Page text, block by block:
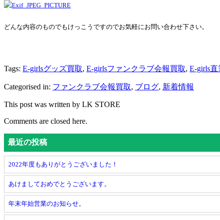
どんな内容のものでもけっこうですのでお気軽にお問い合わせ下さい。
Tags: E-girlsグッズ買取, E-girlsファンクラブ会報買取, E-girls
Categorised in: ファンクラブ会報買取, ブログ, 新着情報
This post was written by LK STORE
Comments are closed here.
最近の投稿
2022年度もありがとうございました！
あけましておめでとうございます。
年末年始営業のお知らせ。